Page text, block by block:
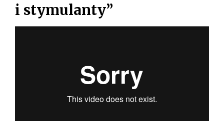
i stymulanty”